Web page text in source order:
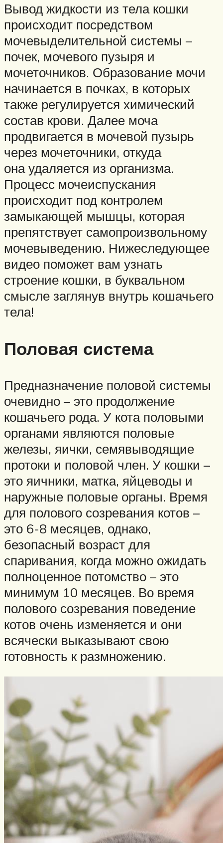
Вывод жидкости из тела кошки
происходит посредством
мочевыделительной системы –
почек, мочевого пузыря и
мочеточников. Образование мочи
начинается в почках, в которых
также регулируется химический
состав крови. Далее моча
продвигается в мочевой пузырь
через мочеточники, откуда
она удаляется из организма.
Процесс мочеиспускания
происходит под контролем
замыкающей мышцы, которая
препятствует самопроизвольному
мочевыведению. Нижеследующее
видео поможет вам узнать
строение кошки, в буквальном
смысле заглянув внутрь кошачьего
тела!
Половая система
Предназначение половой системы
очевидно – это продолжение
кошачьего рода. У кота половыми
органами являются половые
железы, яички, семявыводящие
протоки и половой член. У кошки –
это яичники, матка, яйцеводы и
наружные половые органы. Время
для полового созревания котов –
это 6-8 месяцев, однако,
безопасный возраст для
спаривания, когда можно ожидать
полноценное потомство – это
минимум 10 месяцев. Во время
полового созревания поведение
котов очень изменяется и они
всячески выказывают свою
готовность к размножению.